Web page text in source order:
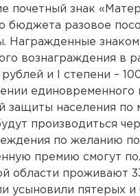
знак
бюджета разовое
Награжденные
вознаграждения в
и I степени –
единовременного
защиты населения по
производиться
по желанию
премию смогут
области проживают
усыновили пятерых и